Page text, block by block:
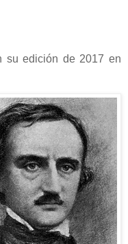
su edición de 2017 en